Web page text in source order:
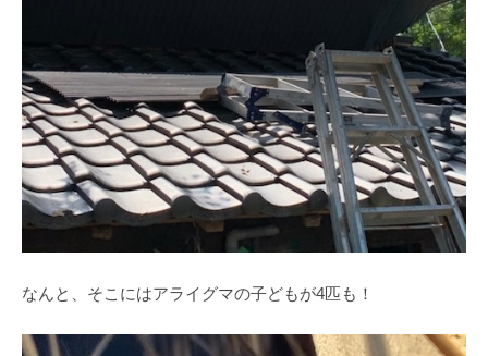
なんと、そこにはアライグマの子どもが4匹も！